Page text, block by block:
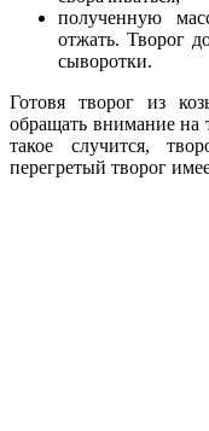
полученную
отжать. Творог
сыворотки.
Готовя творог из
обращать внимание на
такое случится,
перегретый творог